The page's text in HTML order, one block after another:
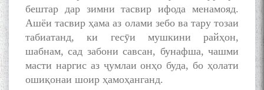
бештар дар зимни тасвир ифода менамояд.
Ашёи тасвир ҳама аз олами зебо ва тару тозаи
табиатанд, ки гесӯи мушкини райҳон,
шабнам, сад забони савсан, бунафша, чашми
масти наргис аз ҷумлаи онҳо буда, бо ҳолати
ошиқонаи шоир ҳамоҳанганд.
адабиётшинос Соҳиб
Табаров ҳамоиши илмӣ-
назариявӣ баргузор гардид.
МАВЛОНО ҶАЛОЛИДДИНИ